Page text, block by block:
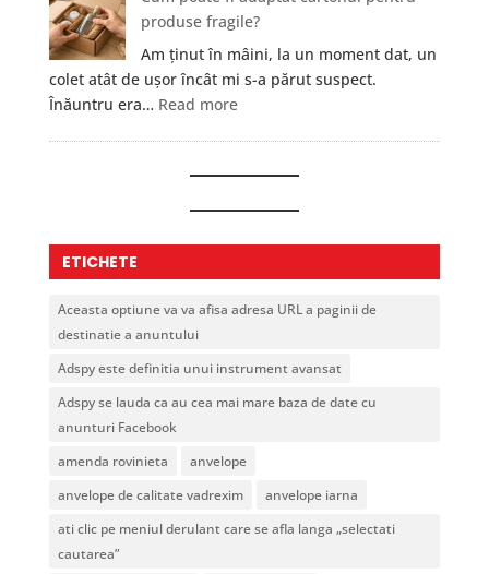
cripto?
care
produse fragile?
Am ținut în mâini, la un moment dat, un
colet atât de ușor încât mi s-a părut suspect.
Înăuntru era… Read more:
fi
produse
fragile?
ETICHETE
Aceasta optiune va va afisa adresa URL a paginii de
destinatie a anuntului
Adspy este definitia unui instrument avansat
Adspy se lauda ca au cea mai mare baza de date cu
anunturi Facebook
amenda rovinieta
anvelope
anvelope de calitate vadrexim
anvelope iarna
ati clic pe meniul derulant care se afla langa „selectati
cautarea”